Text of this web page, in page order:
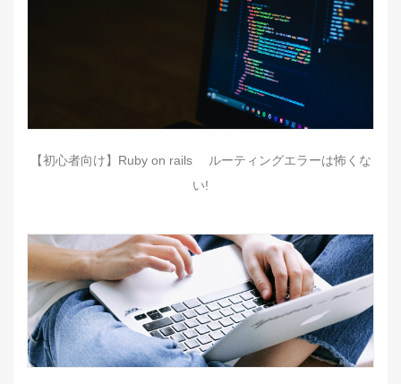
【初心者向け】Ruby on rails ルーティングエラーは怖くな
い!